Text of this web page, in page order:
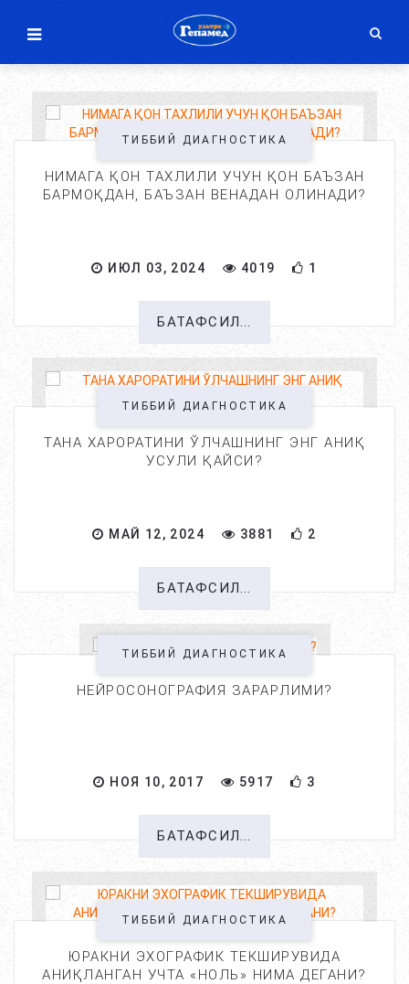
ТИББИЙ ДИАГНОСТИКА
НИМАГА ҚОН ТАХЛИЛИ УЧУН ҚОН БАЪЗАН
БАРМОҚДАН, БАЪЗАН ВЕНАДАН ОЛИНАДИ?
ИЮЛ 03, 2024 4019 1
БАТАФСИЛ...
ТИББИЙ ДИАГНОСТИКА
ТАНА ХАРОРАТИНИ ЎЛЧАШНИНГ ЭНГ АНИҚ
УСУЛИ ҚАЙСИ?
МАЙ 12, 2024 3881 2
БАТАФСИЛ...
ТИББИЙ ДИАГНОСТИКА
НЕЙРОСОНОГРАФИЯ ЗАРАРЛИМИ?
НОЯ 10, 2017 5917 3
БАТАФСИЛ...
ТИББИЙ ДИАГНОСТИКА
ЮРАКНИ ЭХОГРАФИК ТЕКШИРУВИДА
АНИҚЛАНГАН УЧТА «НОЛЬ» НИМА ДЕГАНИ?